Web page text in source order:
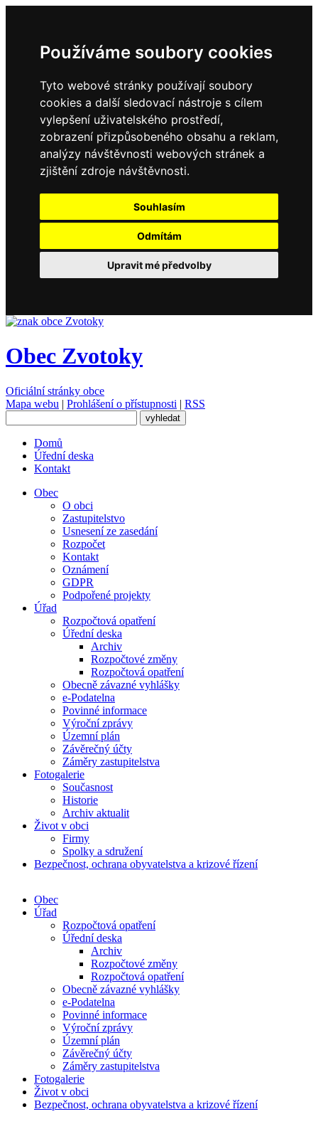
Používáme soubory cookies
Tyto webové stránky používají soubory
cookies a další sledovací nástroje s cílem
vylepšení uživatelského prostředí,
zobrazení přizpůsobeného obsahu a reklam,
analýzy návštěvnosti webových stránek a
zjištění zdroje návštěvnosti.
Souhlasím
Odmítám
Upravit mé předvolby
Obec Zvotoky
Oficiální stránky obce
Mapa webu | Prohlášení o přístupnosti | RSS
Domů
Úřední deska
Kontakt
Obec
O obci
Zastupitelstvo
Usnesení ze zasedání
Rozpočet
Kontakt
Oznámení
GDPR
Podpořené projekty
Úřad
Rozpočtová opatření
Úřední deska
Archiv
Rozpočtové změny
Rozpočtová opatření
Obecně závazné vyhlášky
e-Podatelna
Povinné informace
Výroční zprávy
Územní plán
Závěrečný účty
Záměry zastupitelstva
Fotogalerie
Současnost
Historie
Archiv aktualit
Život v obci
Firmy
Spolky a sdružení
Bezpečnost, ochrana obyvatelstva a krizové řízení
Obec
Úřad
Rozpočtová opatření
Úřední deska
Archiv
Rozpočtové změny
Rozpočtová opatření
Obecně závazné vyhlášky
e-Podatelna
Povinné informace
Výroční zprávy
Územní plán
Závěrečný účty
Záměry zastupitelstva
Fotogalerie
Život v obci
Bezpečnost, ochrana obyvatelstva a krizové řízení